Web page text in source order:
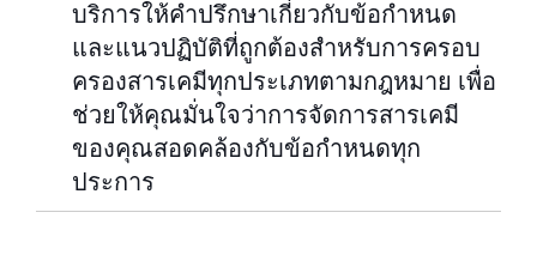
บริการให้คำปรึกษาเกี่ยวกับข้อกำหนด
และแนวปฏิบัติที่ถูกต้องสำหรับการครอบ
ครองสารเคมีทุกประเภทตามกฎหมาย เพื่อ
ช่วยให้คุณมั่นใจว่าการจัดการสารเคมี
ของคุณสอดคล้องกับข้อกำหนดทุก
ประการ